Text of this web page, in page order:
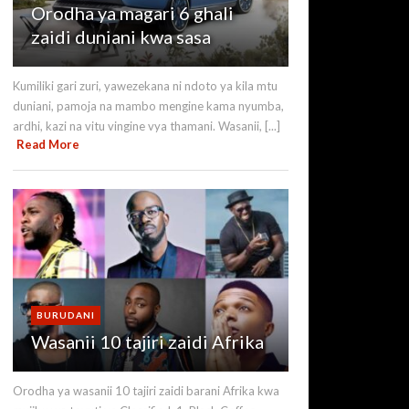
Orodha ya magari 6 ghali
zaidi duniani kwa sasa
Kumiliki gari zuri, yawezekana ni ndoto ya kila mtu
duniani, pamoja na mambo mengine kama nyumba,
ardhi, kazi na vitu vingine vya thamani. Wasanii, [...]
Read More
BURUDANI
Wasanii 10 tajiri zaidi Afrika
Orodha ya wasanii 10 tajiri zaidi barani Afrika kwa